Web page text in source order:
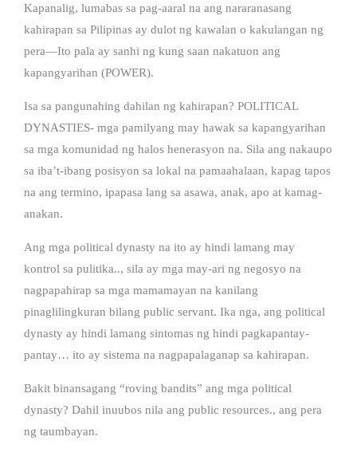
Kapanalig, lumabas sa pag-aaral na ang nararanasang
kahirapan sa Pilipinas ay dulot ng kawalan o kakulangan ng
pera—Ito pala ay sanhi ng kung saan nakatuon ang
kapangyarihan (POWER).
Isa sa pangunahing dahilan ng kahirapan? POLITICAL
DYNASTIES- mga pamilyang may hawak sa kapangyarihan
sa mga komunidad ng halos henerasyon na. Sila ang nakaupo
sa iba’t-ibang posisyon sa lokal na pamaahalaan, kapag tapos
na ang termino, ipapasa lang sa asawa, anak, apo at kamag-
anakan.
Ang mga political dynasty na ito ay hindi lamang may
kontrol sa pulitika.., sila ay mga may-ari ng negosyo na
nagpapahirap sa mga mamamayan na kanilang
pinaglilingkuran bilang public servant. Ika nga, ang political
dynasty ay hindi lamang sintomas ng hindi pagkapantay-
pantay… ito ay sistema na nagpapalaganap sa kahirapan.
Bakit binansagang “roving bandits” ang mga political
dynasty? Dahil inuubos nila ang public resources., ang pera
ng taumbayan.